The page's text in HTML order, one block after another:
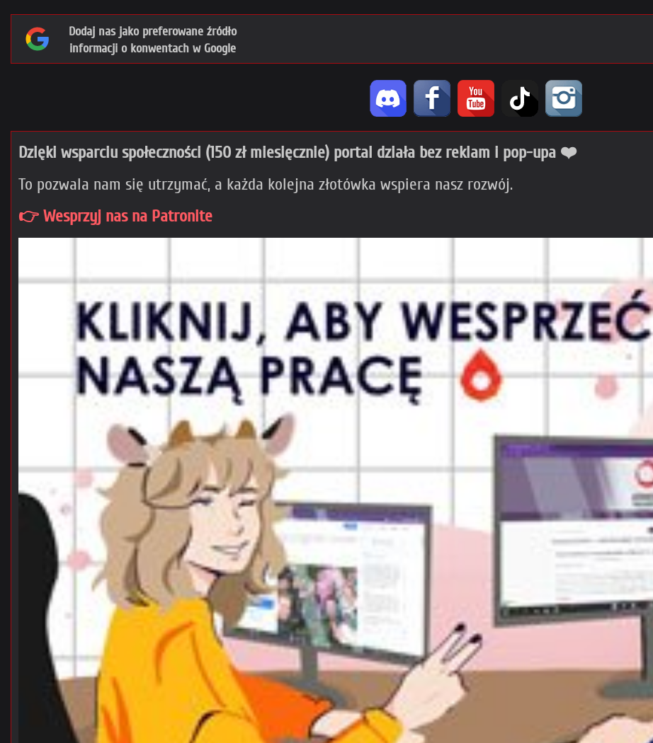
Dodaj nas jako preferowane źródło
informacji o konwentach w Google
Dzięki wsparciu społeczności (150 zł miesięcznie) portal działa bez reklam i pop-upa ❤️
To pozwala nam się utrzymać, a każda kolejna złotówka wspiera nasz rozwój.
👉 Wesprzyj nas na Patronite